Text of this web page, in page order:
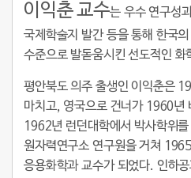
이익춘 교수는 우수 연구성
국제학술지 발간 등을 통해 한국
수준으로 발돋움시킨 선도적인 화
평안북도 의주 출생인 이익춘은
마치고, 영국으로 건너가 1960년
1962년 런던대학에서 박사학위
원자력연구소 연구원을 거쳐
응용화학과 교수가 되었다. 인하